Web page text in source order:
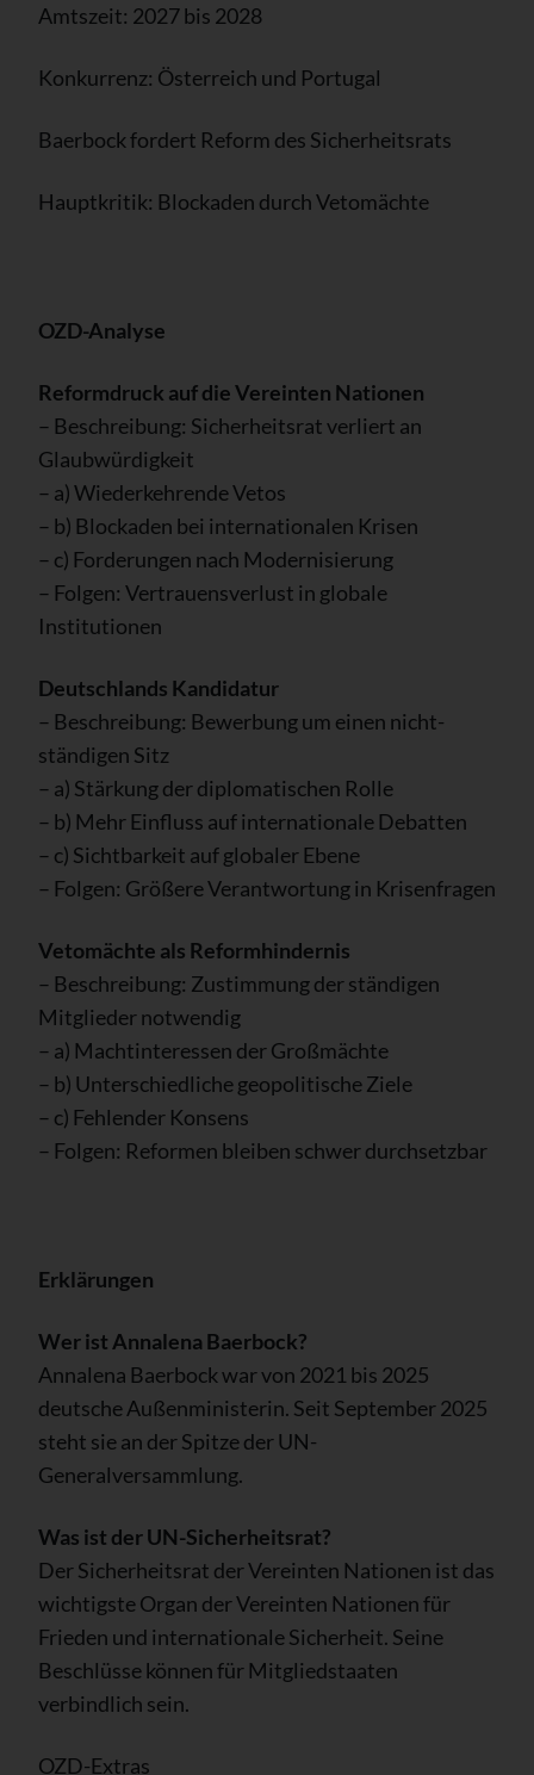
Amtszeit: 2027 bis 2028
Konkurrenz: Österreich und Portugal
Baerbock fordert Reform des Sicherheitsrats
Hauptkritik: Blockaden durch Vetomächte
OZD-Analyse
Reformdruck auf die Vereinten Nationen
– Beschreibung: Sicherheitsrat verliert an
Glaubwürdigkeit
– a) Wiederkehrende Vetos
– b) Blockaden bei internationalen Krisen
– c) Forderungen nach Modernisierung
– Folgen: Vertrauensverlust in globale
Institutionen
Deutschlands Kandidatur
– Beschreibung: Bewerbung um einen nicht-
ständigen Sitz
– a) Stärkung der diplomatischen Rolle
– b) Mehr Einfluss auf internationale Debatten
– c) Sichtbarkeit auf globaler Ebene
– Folgen: Größere Verantwortung in Krisenfragen
Vetomächte als Reformhindernis
– Beschreibung: Zustimmung der ständigen
Mitglieder notwendig
– a) Machtinteressen der Großmächte
– b) Unterschiedliche geopolitische Ziele
– c) Fehlender Konsens
– Folgen: Reformen bleiben schwer durchsetzbar
Erklärungen
Wer ist Annalena Baerbock?
Annalena Baerbock war von 2021 bis 2025
deutsche Außenministerin. Seit September 2025
steht sie an der Spitze der UN-
Generalversammlung.
Was ist der UN-Sicherheitsrat?
Der Sicherheitsrat der Vereinten Nationen ist das
wichtigste Organ der Vereinten Nationen für
Frieden und internationale Sicherheit. Seine
Beschlüsse können für Mitgliedstaaten
verbindlich sein.
OZD-Extras